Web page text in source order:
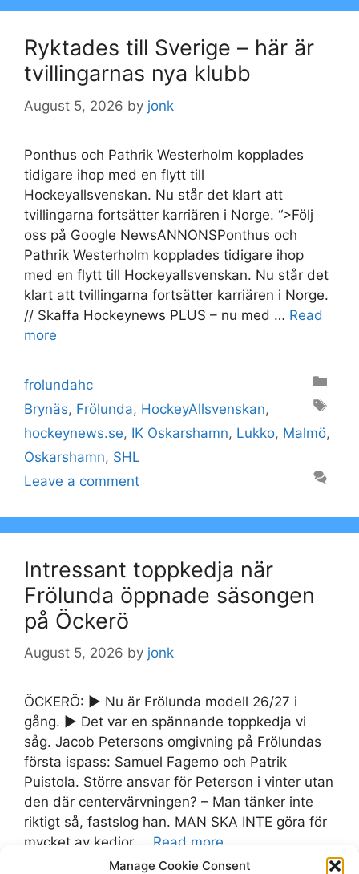
Manage Cookie Consent
Ryktades till Sverige – här är
tvillingarnas nya klubb
August 5, 2026 by jonk
Ponthus och Pathrik Westerholm kopplades
tidigare ihop med en flytt till
Hockeyallsvenskan. Nu står det klart att
tvillingarna fortsätter karriären i Norge. “>Följ
oss på Google NewsANNONSPonthus och
Pathrik Westerholm kopplades tidigare ihop
med en flytt till Hockeyallsvenskan. Nu står det
klart att tvillingarna fortsätter karriären i Norge.
// Skaffa Hockeynews PLUS – nu med … Read
more
Categories
frolundahc
Tags
Brynäs, Frölunda, HockeyAllsvenskan,
hockeynews.se, IK Oskarshamn, Lukko, Malmö,
Oskarshamn, SHL
Leave a comment
Intressant toppkedja när
Frölunda öppnade säsongen
på Öckerö
August 5, 2026 by jonk
ÖCKERÖ: ► Nu är Frölunda modell 26/27 i
gång. ► Det var en spännande toppkedja vi
såg. Jacob Petersons omgivning på Frölundas
första ispass: Samuel Fagemo och Patrik
Puistola. Större ansvar för Peterson i vinter utan
den där centervärvningen? – Man tänker inte
riktigt så, fastslog han. MAN SKA INTE göra för
mycket av kedjor … Read more